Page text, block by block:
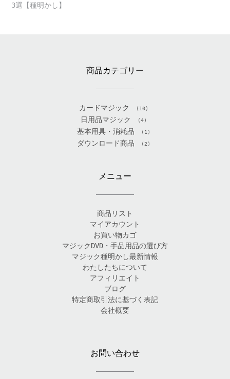
3選【種明かし】
商品カテゴリー
カードマジック (10)
日用品マジック (4)
基本用具・消耗品 (1)
ダウンロード商品 (2)
メニュー
商品リスト
マイアカウント
お買い物カゴ
マジックDVD・手品用品の選び方
マジック種明かし最新情報
わたしたちについて
アフィリエイト
ブログ
特定商取引法に基づく表記
会社概要
お問い合わせ